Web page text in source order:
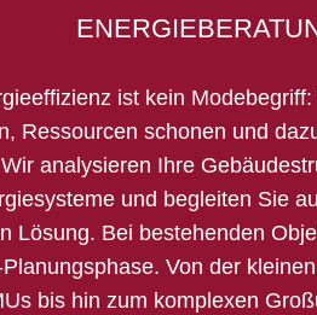
ist kein
Ressourcen schonen und
analysieren Ihre
und begleiten Sie
Lösung. Bei bestehenden
Von der
bis hin zum komplexen